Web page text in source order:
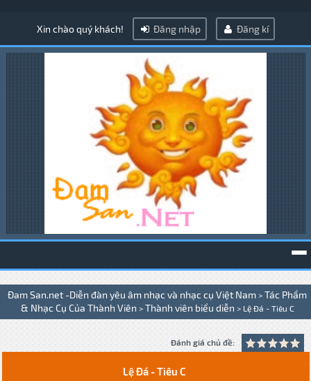
Xin chào quý khách! Đăng nhập Đăng kí
Đam San.net -Diễn đàn yêu âm nhạc và nhạc cụ Việt Nam > Tác Phẩm
& Nhạc Cụ Của Thành Viên > Thành viên biểu diễn > Lệ Đá - Tiêu C
Đánh giá chủ đề:
Lệ Đá - Tiêu C